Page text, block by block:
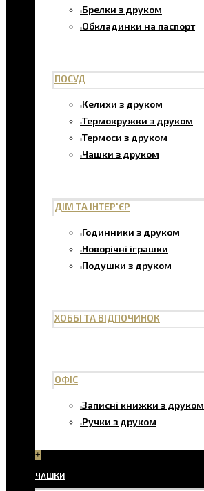
Брелки з друком
Обкладинки на паспорт
ПОСУД
Келихи з друком
Термокружки з друком
Термоси з друком
Чашки з друком
ДІМ ТА ІНТЕР'ЄР
Годинники з друком
Новорічні іграшки
Подушки з друком
ХОББІ ТА ВІДПОЧИНОК
ОФІС
Записні книжки з друком
Ручки з друком
+
ЧАШКИ